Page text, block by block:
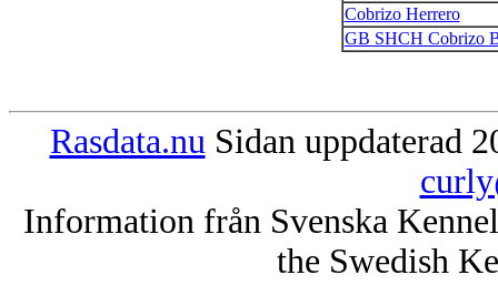
Cobrizo Herrero
GB SHCH Cobrizo
Rasdata.nu Sidan uppdaterad
Information från Svenska
the Swedish